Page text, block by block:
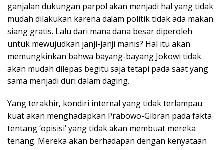
ganjalan dukungan parpol akan menjadi hal yang tidak
mudah dilakukan karena dalam politik tidak ada makan
siang gratis. Lalu dari mana dana besar diperoleh
untuk mewujudkan janji-janji manis? Hal itu akan
memungkinkan bahwa bayang-bayang Jokowi tidak
akan mudah dilepas begitu saja tetapi pada saat yang
sama menjadi duri dalam daging.
Yang terakhir, kondiri internal yang tidak terlampau
kuat akan menghadapkan Prabowo-Gibran pada fakta
tentang ‘opisisi’ yang tidak akan membuat mereka
tenang. Mereka akan berhadapan dengan kenyataan